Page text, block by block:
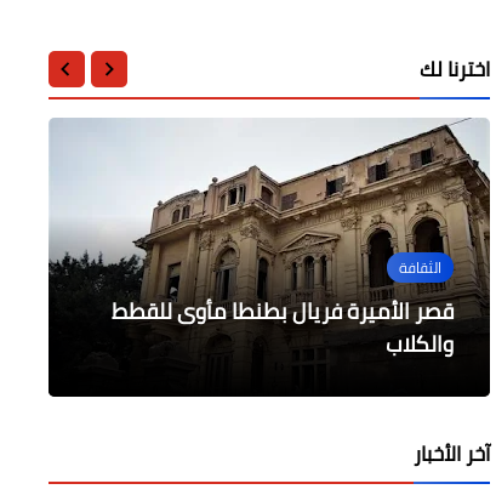
اخترنا لك
الثقافة
قصر الأميرة فريال بطنطا مأوى للقطط
والكلاب
الثقافة
الدفاع عن الحضارة ترصد الإهمال
والتعديات وعدم الصيانة بحمام المتولي
بالمحلة
الثقافة
تواصل رصد إهمال الآثار الإسلامية
بالمحلة
مقالات
حلقات التجلى الأعظم " دخول يوسف
الصديق إلى مصر " (1)
الرياضة
فوز مستحق للأهلي و صعود إلى دور ربع
النهائي
آخر الأخبار